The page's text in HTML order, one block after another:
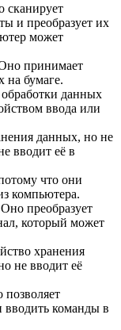
сканирует
и преобразует их
может
принимает
на бумаге.
данных
ввода или
данных, но не
вводит её в
что они
компьютера.
преобразует
который может
хранения
не вводит её
позволяет
вводить команды в